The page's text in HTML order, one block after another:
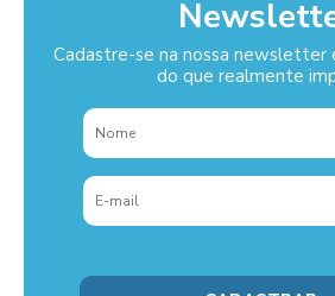
Cadastre-se na nossa newsletter
do que realmente